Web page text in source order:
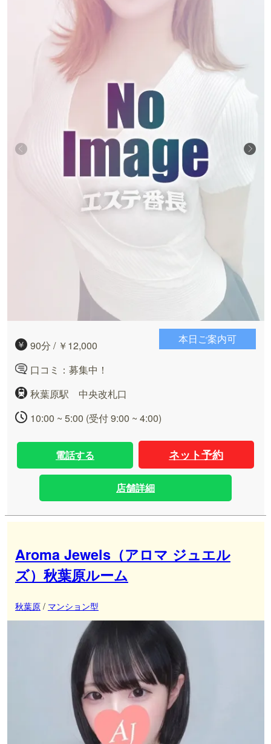
90分 / ￥12,000
口コミ：募集中！
秋葉原駅 中央改札口
10:00 ~ 5:00 (受付 9:00 ~ 4:00)
本日ご案内可
電話する ネット予約
店舗詳細
Aroma Jewels（アロマ ジュエル
ズ）秋葉原ルーム
秋葉原/ マンション型